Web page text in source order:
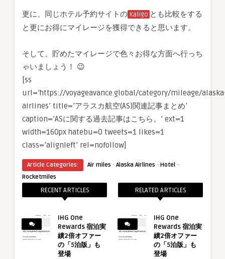
更に、同じホテル予約サイトの Kaligo とも比較をする
と更にお得にマイレージを獲得できると思います。
そして、貯めたマイレージで色々お得な方面へ行っち
ゃいましょう！ 😉
[ss
url=’https://voyageavance.global/category/mileage/
airlines’ title=’アラスカ航空(AS)関連記事まとめ’
caption=’ASに関する過去記事はこちら。’ ext=1
width=160px hatebu=0 tweets=1 likes=1
class=’alignleft’ rel=nofollow]
Article Categories: Air miles · Alaska Airlines · Hotel ·
Rocketmiles
RECENT ARTICLES
IHG One
Rewards 宿泊実
績2倍オファー
の「5泊版」も
登場
RELATED ARTICLES
IHG One
Rewards 宿泊実
績2倍オファー
の「5泊版」も
登場